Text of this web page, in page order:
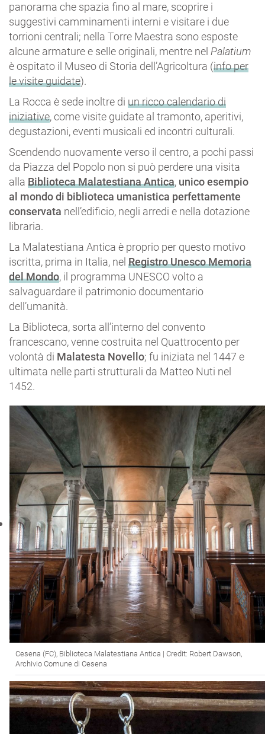
panorama che spazia fino al mare, scoprire i
suggestivi camminamenti interni e visitare i due
torrioni centrali; nella Torre Maestra sono esposte
alcune armature e selle originali, mentre nel Palatium
è ospitato il Museo di Storia dell’Agricoltura (info per
le visite guidate).
La Rocca è sede inoltre di un ricco calendario di
iniziative, come visite guidate al tramonto, aperitivi,
degustazioni, eventi musicali ed incontri culturali.
Scendendo nuovamente verso il centro, a pochi passi
da Piazza del Popolo non si può perdere una visita
alla Biblioteca Malatestiana Antica, unico esempio
al mondo di biblioteca umanistica perfettamente
conservata nell’edificio, negli arredi e nella dotazione
libraria.
La Malatestiana Antica è proprio per questo motivo
iscritta, prima in Italia, nel Registro Unesco Memoria
del Mondo, il programma UNESCO volto a
salvaguardare il patrimonio documentario
dell’umanità.
La Biblioteca, sorta all’interno del convento
francescano, venne costruita nel Quattrocento per
volontà di Malatesta Novello; fu iniziata nel 1447 e
ultimata nelle parti strutturali da Matteo Nuti nel
1452.
Cesena (FC), Biblioteca Malatestiana Antica | Credit: Robert Dawson,
Archivio Comune di Cesena